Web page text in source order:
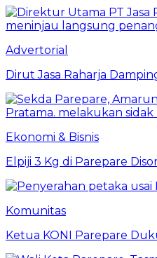
Advertorial
Dirut Jasa Raharja
Ekonomi & Bisnis
Elpiji 3 Kg di Parepare
Komunitas
Ketua KONI Parepare